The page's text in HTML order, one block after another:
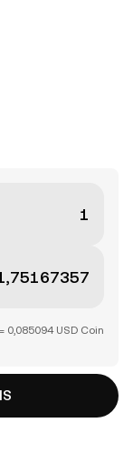
0,085094 USD Coin